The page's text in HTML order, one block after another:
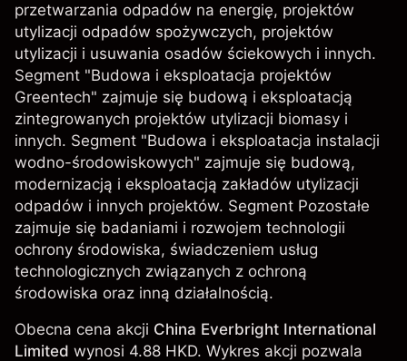
przetwarzania odpadów na energię, projektów
utylizacji odpadów spożywczych, projektów
utylizacji i usuwania osadów ściekowych i innych.
Segment "Budowa i eksploatacja projektów
Greentech" zajmuje się budową i eksploatacją
zintegrowanych projektów utylizacji biomasy i
innych. Segment "Budowa i eksploatacja instalacji
wodno-środowiskowych" zajmuje się budową,
modernizacją i eksploatacją zakładów utylizacji
odpadów i innych projektów. Segment Pozostałe
zajmuje się badaniami i rozwojem technologii
ochrony środowiska, świadczeniem usług
technologicznych związanych z ochroną
środowiska oraz inną działalnością.
Obecna cena akcji China Everbright International
Limited wynosi 4.88 HKD. Wykres akcji pozwala